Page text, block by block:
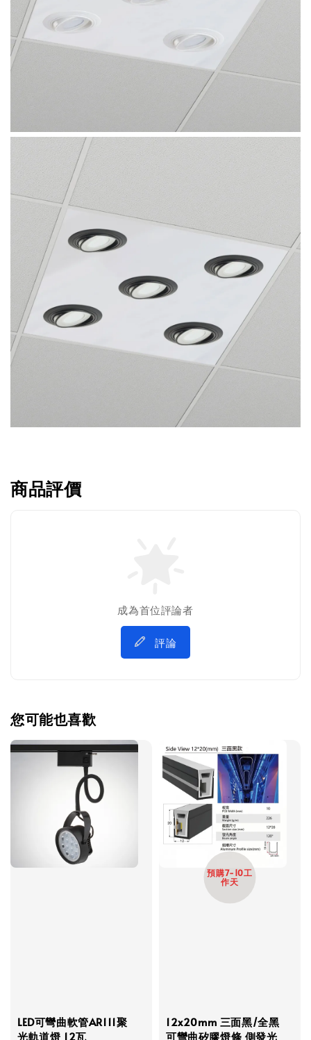
商品評價
成為首位評論者
評論
您可能也喜歡
LED可彎曲軟管AR111聚
光軌道燈 12瓦
預購7-10工
作天
12x20mm 三面黑/全黑
可彎曲矽膠燈條 側發光